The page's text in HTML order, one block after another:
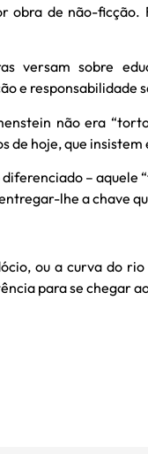
obra de não-ficção.
versam sobre
e
não era
de hoje, que
– aquele
lhe a chave
ou a curva do
para se chegar